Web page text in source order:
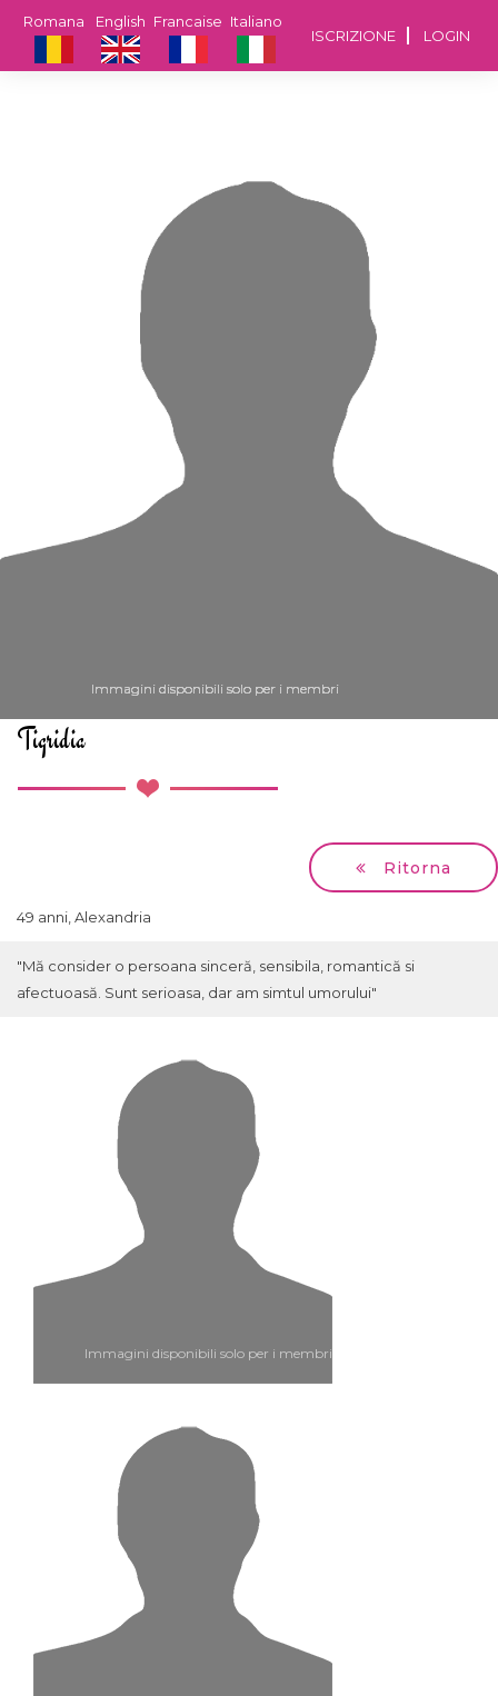
ISCRIZIONE LOGIN
Italiano
Francaise
English
Romana
Immagini disponibili solo per i membri
Immagini disponibili solo per i membri
Immagini disponibili solo per i membri
Immagini disponibili solo per i membri
Tigridia
Ritorna
49 anni, Alexandria
"Mă consider o persoana sinceră, sensibila, romantică si
afectuoasă. Sunt serioasa, dar am simtul umorului"
Immagini disponibili solo per i membri